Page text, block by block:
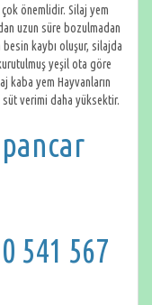
çok önemlidir. Silaj yem
uzun süre bozulmadan
kaybı oluşur, silajda
yeşil ota göre
kaba yem Hayvanların
süt verimi daha yüksektir.
pancar
541 567